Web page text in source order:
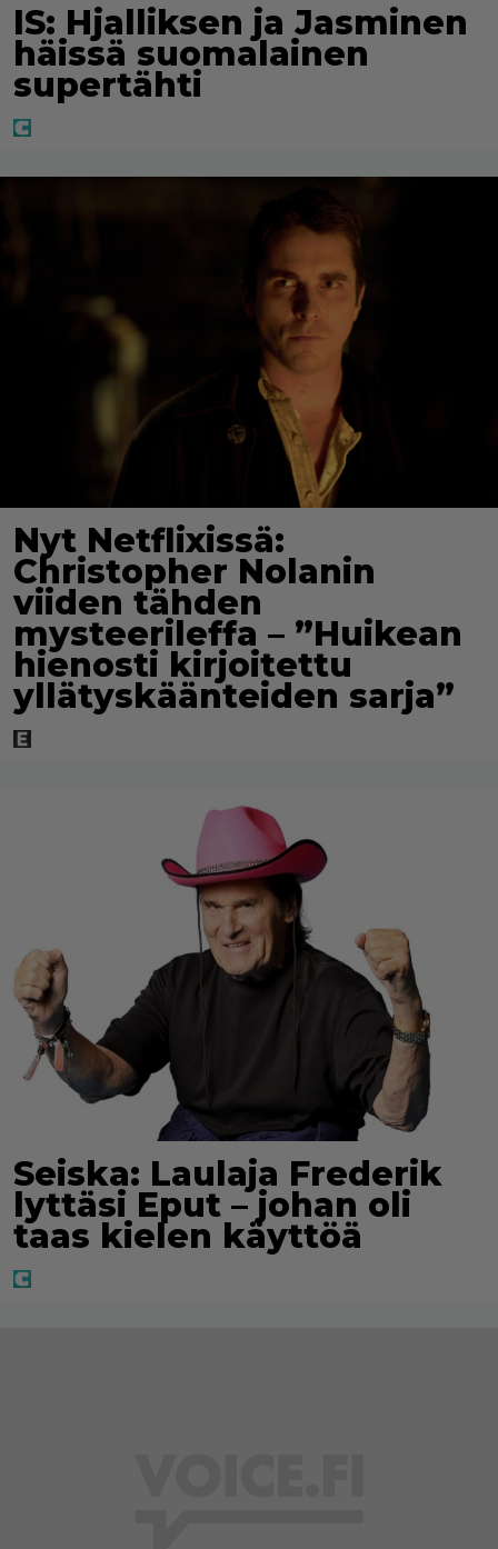
IS: Hjalliksen ja Jasminen
häissä suomalainen
supertähti
Nyt Netflixissä:
Christopher Nolanin
viiden tähden
mysteerileffa – ”Huikean
hienosti kirjoitettu
yllätyskäänteiden sarja”
Seiska: Laulaja Frederik
lyttäsi Eput – johan oli
taas kielen käyttöä